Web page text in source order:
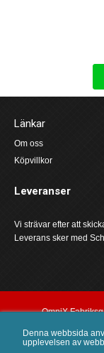
Denna webbsida
upplevelsen av
Länkar
Om oss
Köpvillkor
Leveranser
Vi strävar efter att
Leverans sker med
OmniX